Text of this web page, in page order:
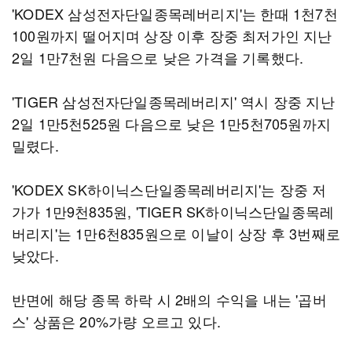
'KODEX 삼성전자단일종목레버리지'는 한때 1천7천
100원까지 떨어지며 상장 이후 장중 최저가인 지난
2일 1만7천원 다음으로 낮은 가격을 기록했다.
'TIGER 삼성전자단일종목레버리지' 역시 장중 지난
2일 1만5천525원 다음으로 낮은 1만5천705원까지
밀렸다.
'KODEX SK하이닉스단일종목레버리지'는 장중 저
가가 1만9천835원, 'TIGER SK하이닉스단일종목레
버리지'는 1만6천835원으로 이날이 상장 후 3번째로
낮았다.
반면에 해당 종목 하락 시 2배의 수익을 내는 '곱버
스' 상품은 20%가량 오르고 있다.